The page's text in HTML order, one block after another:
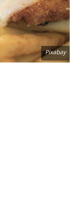
Pixabay